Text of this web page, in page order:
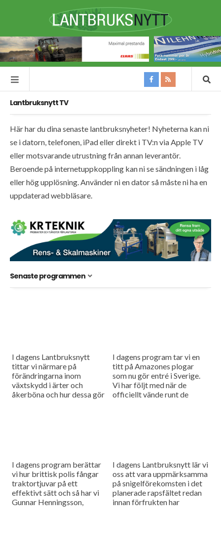
Lantbruksnytt TV
Här har du dina senaste lantbruksnyheter! Nyheterna kan ni
se i datorn, telefonen, iPad eller direkt i TV:n via Apple TV
eller motsvarande utrustning från annan leverantör.
Beroende på internetuppkoppling kan ni se sändningen i låg
eller hög upplösning. Använder ni en dator så måste ni ha en
uppdaterad webbläsare.
Senaste programmen
I dagens Lantbruksnytt
tittar vi närmare på
förändringarna inom
växtskydd i ärter och
åkerböna och hur dessa gör
I dagens program tar vi en
titt på Amazones plogar
som nu gör entré i Sverige.
Vi har följt med när de
officiellt vände runt de
I dagens program berättar
vi hur brittisk polis fångar
traktortjuvar på ett
effektivt sätt och så har vi
Gunnar Henningsson,
I dagens Lantbruksnytt lär vi
oss att vara uppmärksamma
på snigelförekomsten i det
planerade rapsfältet redan
innan förfrukten har